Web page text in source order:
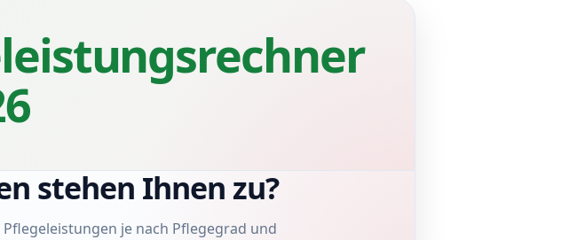
stehen Ihnen zu?
je nach Pflegegrad und